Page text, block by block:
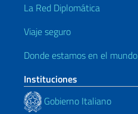
La Red Diplomática
Viaje seguro
Donde estamos en el mundo
Instituciones
Gobierno Italiano